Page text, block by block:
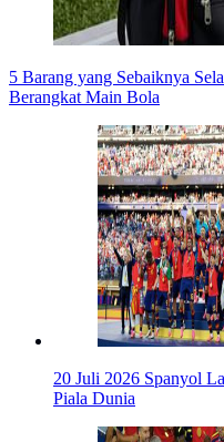
5 Barang yang Sebaiknya
Berangkat Main Bola
20 Juli 2026 Spanyol
Piala Dunia